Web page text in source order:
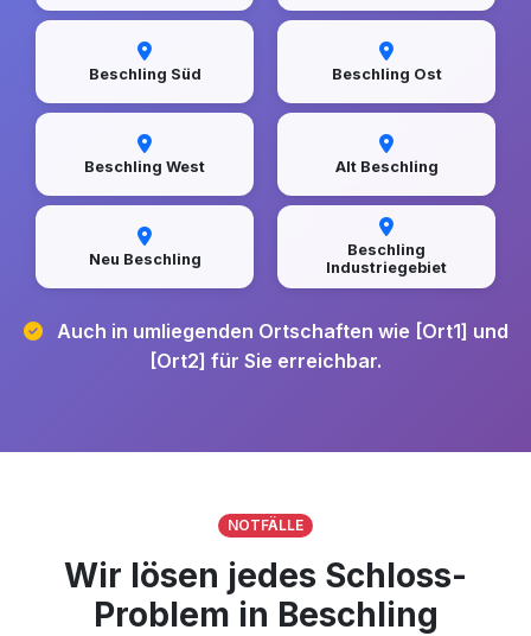
Beschling Süd Beschling Ost
Beschling West Alt Beschling
Neu Beschling
Beschling
Industriegebiet
Auch in umliegenden Ortschaften wie [Ort1] und
[Ort2] für Sie erreichbar.
NOTFÄLLE
Wir lösen jedes Schloss-
Problem in Beschling